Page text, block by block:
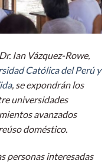
Ian Vázquez-Rowe,
Católica del Perú y
, se expondrán los
universidades
avanzados
doméstico.
personas interesadas